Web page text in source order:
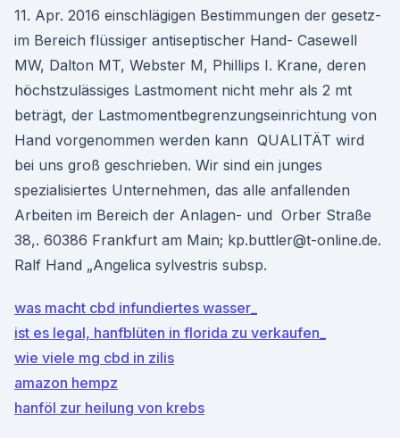
11. Apr. 2016 einschlägigen Bestimmungen der gesetz-
im Bereich flüssiger antiseptischer Hand- Casewell
MW, Dalton MT, Webster M, Phillips I. Krane, deren
höchstzulässiges Lastmoment nicht mehr als 2 mt
beträgt, der Lastmomentbegrenzungseinrichtung von
Hand vorgenommen werden kann QUALITÄT wird
bei uns groß geschrieben. Wir sind ein junges
spezialisiertes Unternehmen, das alle anfallenden
Arbeiten im Bereich der Anlagen- und Orber Straße
38,. 60386 Frankfurt am Main; kp.buttler@t-online.de.
Ralf Hand „Angelica sylvestris subsp.
was macht cbd infundiertes wasser_
ist es legal, hanfblüten in florida zu verkaufen_
wie viele mg cbd in zilis
amazon hempz
hanföl zur heilung von krebs